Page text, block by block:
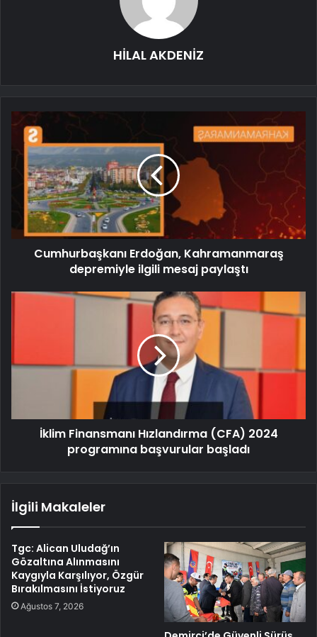
HİLAL AKDENİZ
Cumhurbaşkanı Erdoğan, Kahramanmaraş
depremiyle ilgili mesaj paylaştı
İklim Finansmanı Hızlandırma (CFA) 2024
programına başvurular başladı
İlgili Makaleler
Tgc: Alican Uludağ’ın
Gözaltına Alınmasını
Kaygıyla Karşılıyor, Özgür
Bırakılmasını İstiyoruz
Ağustos 7, 2026